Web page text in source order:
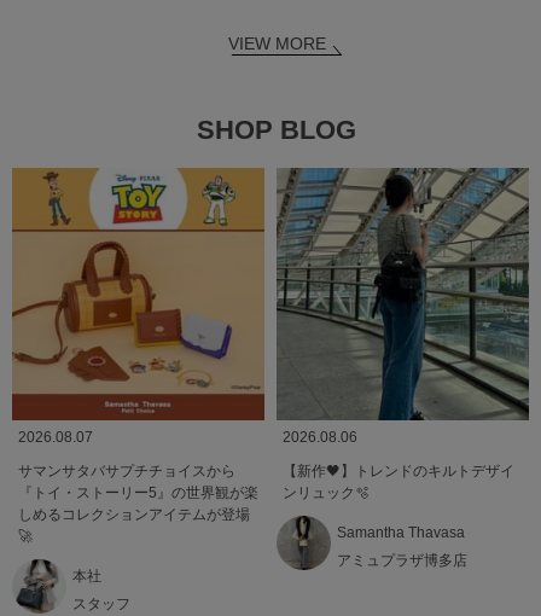
VIEW MORE
SHOP BLOG
2026.08.07
サマンサタバサプチチョイスから
『トイ・ストーリー5』の世界観が楽
しめるコレクションアイテムが登場
🚀
本社
スタッフ
2026.08.06
【新作🖤】トレンドのキルトデザイ
ンリュック🫧
Samantha Thavasa
アミュプラザ博多店